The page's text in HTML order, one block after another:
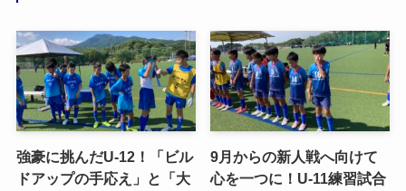
強豪に挑んだU-12！「ビル
ドアップの手応え」と「大
9月からの新人戦へ向けて
心を一つに！U-11練習試合